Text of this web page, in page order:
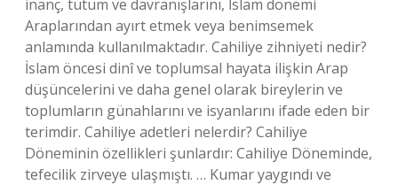
inanç, tutum ve davranışlarını, İslam dönemi
Araplarından ayırt etmek veya benimsemek
anlamında kullanılmaktadır. Cahiliye zihniyeti nedir?
İslam öncesi dinî ve toplumsal hayata ilişkin Arap
düşüncelerini ve daha genel olarak bireylerin ve
toplumların günahlarını ve isyanlarını ifade eden bir
terimdir. Cahiliye adetleri nelerdir? Cahiliye
Döneminin özellikleri şunlardır: Cahiliye Döneminde,
tefecilik zirveye ulaşmıştı. … Kumar yaygındı ve